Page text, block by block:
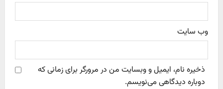
وب‌ سایت
ذخیره نام، ایمیل و وبسایت من در مرورگر برای زمانی که
دوباره دیدگاهی می‌نویسم.